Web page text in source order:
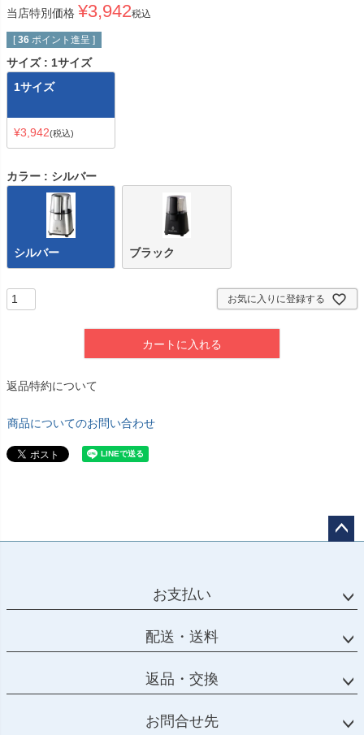
当店特別価格 ¥3,942税込
[ 36 ポイント進呈 ]
サイズ
1サイズ
1サイズ
¥3,942 税込
カラー シルバー
シルバー ブラック
お気に入りに登録する
カートに入れる
返品特約について
商品についてのお問い合わせ
お支払い
配送・送料
返品・交換
お問合せ先